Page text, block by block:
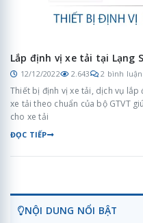
Lắp định vị xe tải tại Lạng
12/12/2022 2.643 2 bình luận
Thiết bị định vị xe tải, dịch vụ lắp
xe tải theo chuẩn của bộ GTVT
cho xe tải
ĐỌC TIẾP
NỘI DUNG NỔI BẬT